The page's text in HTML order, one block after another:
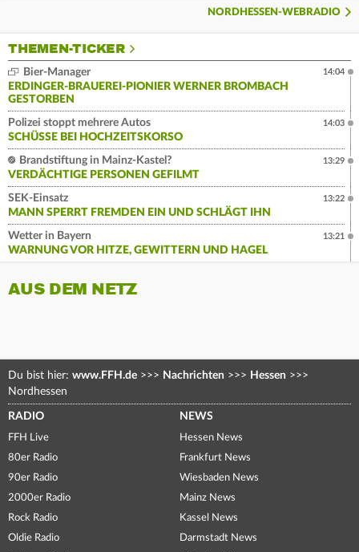
NORDHESSEN-WEBRADIO
THEMEN-TICKER
Bier-Manager
ERDINGER-BRAUEREI-PIONIER WERNER BROMBACH
GESTORBEN
14:04
Polizei stoppt mehrere Autos
SCHÜSSE BEI HOCHZEITSKORSO
14:03
Brandstiftung in Mainz-Kastel?
VERDÄCHTIGE PERSONEN GEFILMT
13:29
SEK-Einsatz
MANN SPERRT FREMDEN EIN UND SCHLÄGT IHN
13:22
Wetter in Bayern
WARNUNG VOR HITZE, GEWITTERN UND HAGEL
13:21
AUS DEM NETZ
Du bist hier: www.FFH.de >>> Nachrichten >>> Hessen >>>
Nordhessen
RADIO
FFH Live
80er Radio
90er Radio
2000er Radio
Rock Radio
Oldie Radio
NEWS
Hessen News
Frankfurt News
Wiesbaden News
Mainz News
Kassel News
Darmstadt News